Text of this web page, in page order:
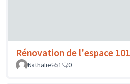
Rénovation de l'espace 101
Nathalie
1 0